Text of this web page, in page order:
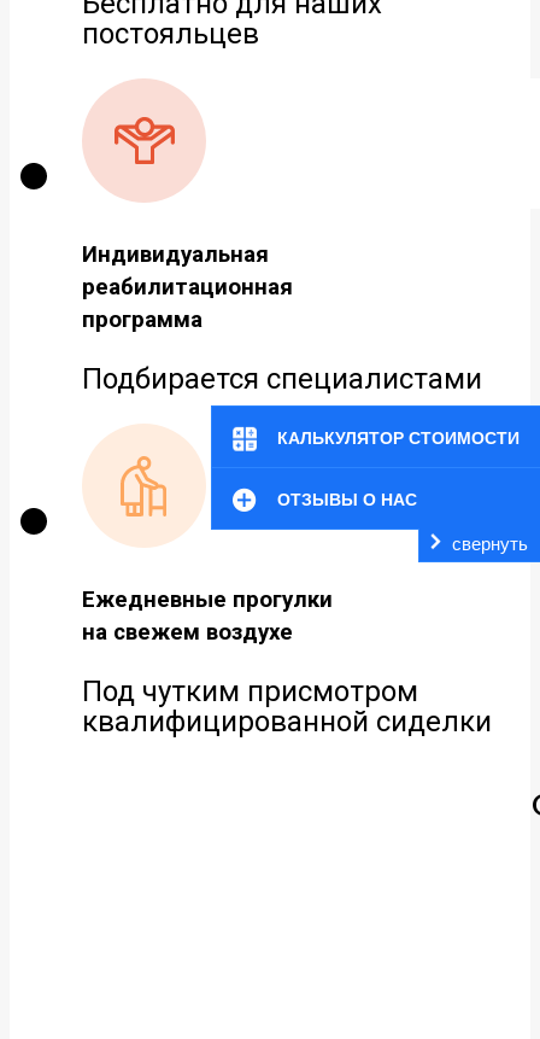
КАЛЬКУЛЯТОР СТОИМОСТИ
ОТЗЫВЫ О НАС
свернуть
постояльцев
Индивидуальная
реабилитационная
программа
Подбирается специалистами
Ежедневные прогулки
на свежем воздухе
Под чутким присмотром
квалифицированной сиделки